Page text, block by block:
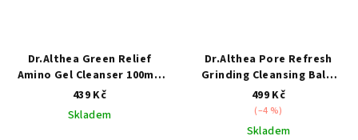
Dr.Althea Green Relief
Amino Gel Cleanser 100ml-
jemný čisticí gel na obličej
439 Kč
Skladem
Dr.Althea Pore Refresh
Grinding Cleansing Balm
50ml- hypoalergenní
odličovací a čisticí balzám
499 Kč
(–4 %)
Skladem